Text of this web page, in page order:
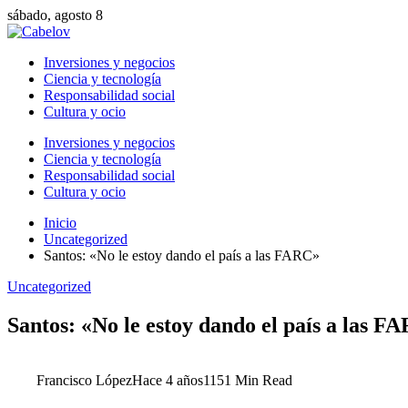
sábado, agosto 8
Inversiones y negocios
Ciencia y tecnología
Responsabilidad social
Cultura y ocio
Inversiones y negocios
Ciencia y tecnología
Responsabilidad social
Cultura y ocio
Inicio
Uncategorized
Santos: «No le estoy dando el país a las FARC»
Uncategorized
Santos: «No le estoy dando el país a las
Francisco LópezHace 4 años1151 Min Read